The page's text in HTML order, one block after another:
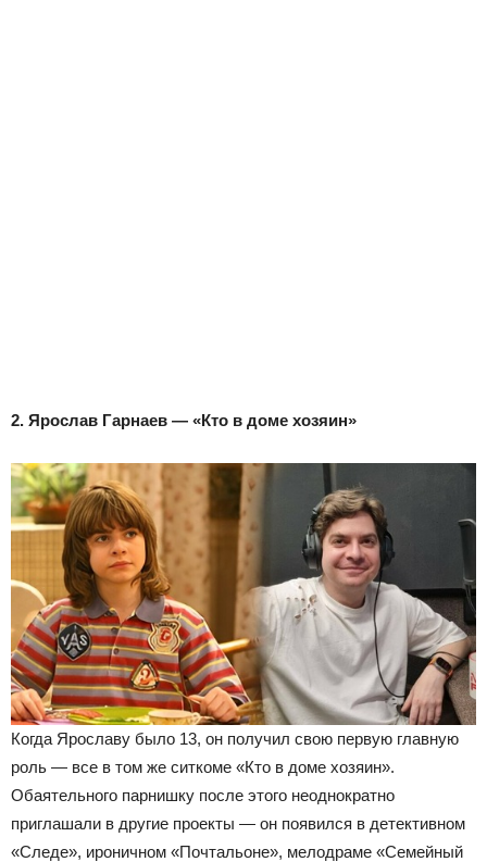
2. Ярослав Гарнаев — «Кто в доме хозяин»
Когда Ярославу было 13, он получил свою первую главную
роль — все в том же ситкоме «Кто в доме хозяин».
Обаятельного парнишку после этого неоднократно
приглашали в другие проекты — он появился в детективном
«Следе», ироничном «Почтальоне», мелодраме «Семейный